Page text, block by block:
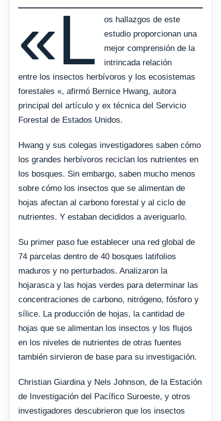
«L
os hallazgos de este
estudio proporcionan una
mejor comprensión de la
intrincada relación
entre los insectos herbívoros y los ecosistemas
forestales «, afirmó Bernice Hwang, autora
principal del artículo y ex técnica del Servicio
Forestal de Estados Unidos.
Hwang y sus colegas investigadores saben cómo
los grandes herbívoros reciclan los nutrientes en
los bosques. Sin embargo, saben mucho menos
sobre cómo los insectos que se alimentan de
hojas afectan al carbono forestal y al ciclo de
nutrientes. Y estaban decididos a averiguarlo.
Su primer paso fue establecer una red global de
74 parcelas dentro de 40 bosques latifolios
maduros y no perturbados. Analizaron la
hojarasca y las hojas verdes para determinar las
concentraciones de carbono, nitrógeno, fósforo y
sílice. La producción de hojas, la cantidad de
hojas que se alimentan los insectos y los flujos
en los niveles de nutrientes de otras fuentes
también sirvieron de base para su investigación.
Christian Giardina y Nels Johnson, de la Estación
de Investigación del Pacífico Suroeste, y otros
investigadores descubrieron que los insectos